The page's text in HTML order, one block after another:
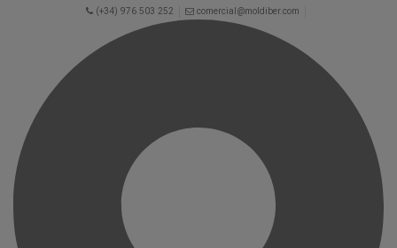
(+34) 976 503 252 comercial@moldiber.com